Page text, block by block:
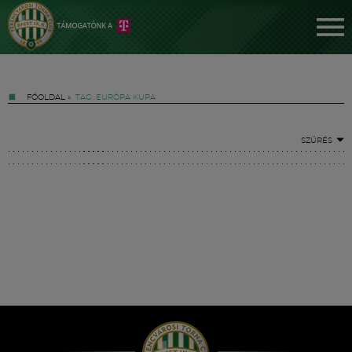
FŐOLDAL » TAG: EURÓPA KUPA
SZŰRÉS
Hírek